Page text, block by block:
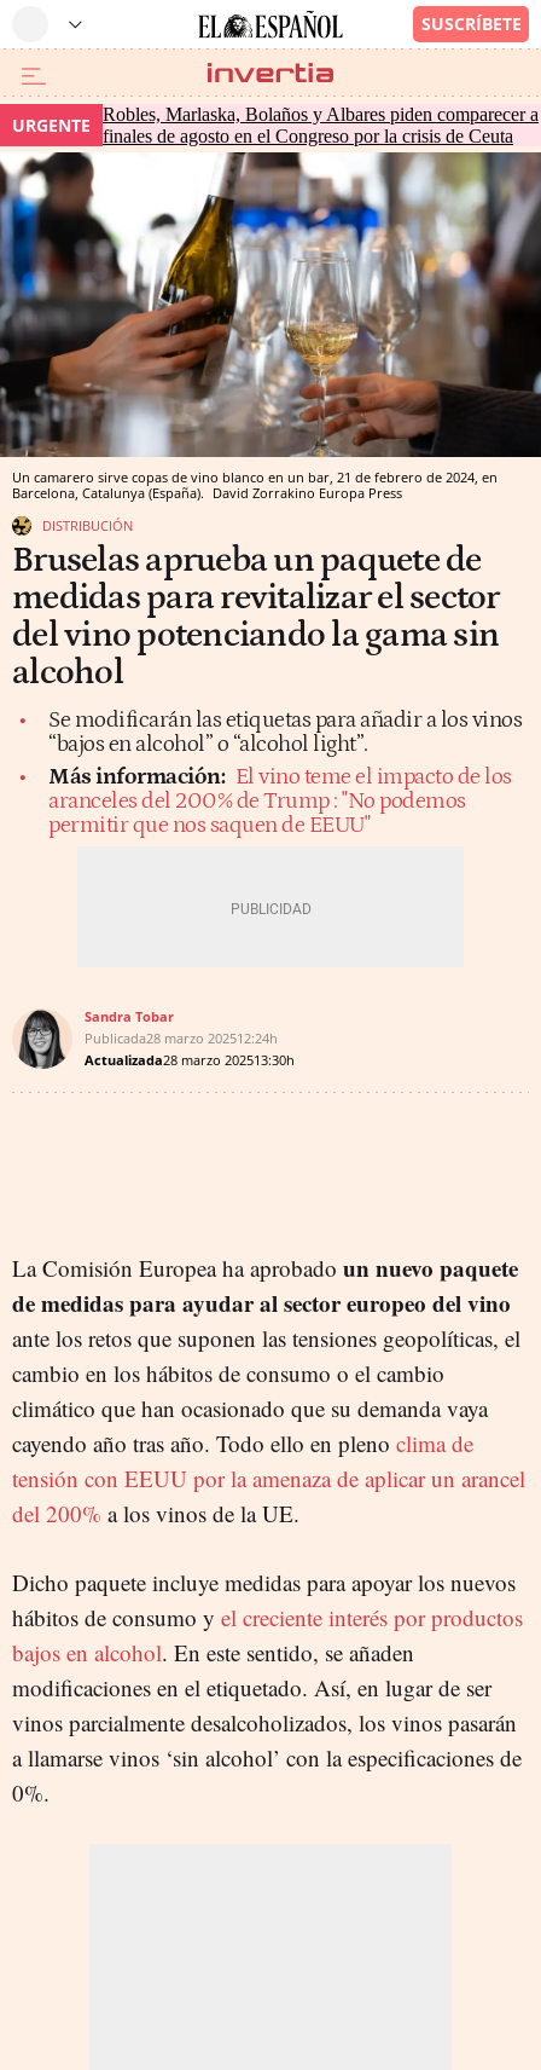
URGENTE
Robles, Marlaska, Bolaños y Albares piden comparecer a
finales de agosto en el Congreso por la crisis de Ceuta
Un camarero sirve copas de vino blanco en un bar, 21 de febrero de 2024, en
Barcelona, Catalunya (España). David Zorrakino Europa Press
DISTRIBUCIÓN
Bruselas aprueba un paquete de
medidas para revitalizar el sector
del vino potenciando la gama sin
alcohol
Se modificarán las etiquetas para añadir a los vinos
“bajos en alcohol” o “alcohol light”.
Más información: El vino teme el impacto de los
aranceles del 200% de Trump : "No podemos
permitir que nos saquen de EEUU"
Sandra Tobar
Publicada28 marzo 202512:24h
Actualizada28 marzo 202513:30h
La Comisión Europea ha aprobado un nuevo paquete
de medidas para ayudar al sector europeo del vino
ante los retos que suponen las tensiones geopolíticas, el
cambio en los hábitos de consumo o el cambio
climático que han ocasionado que su demanda vaya
cayendo año tras año. Todo ello en pleno clima de
tensión con EEUU por la amenaza de aplicar un arancel
del 200% a los vinos de la UE.
Dicho paquete incluye medidas para apoyar los nuevos
hábitos de consumo y el creciente interés por productos
bajos en alcohol. En este sentido, se añaden
modificaciones en el etiquetado. Así, en lugar de ser
vinos parcialmente desalcoholizados, los vinos pasarán
a llamarse vinos ‘sin alcohol’ con la especificaciones de
0%.